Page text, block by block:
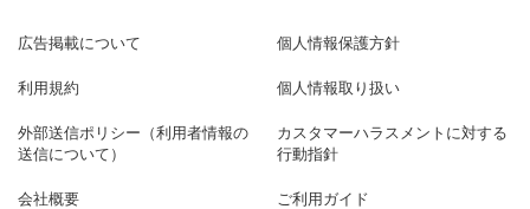
広告掲載について 個人情報保護方針
利用規約 個人情報取り扱い
外部送信ポリシー（利用者情報の
送信について）
カスタマーハラスメントに対する
行動指針
会社概要 ご利用ガイド